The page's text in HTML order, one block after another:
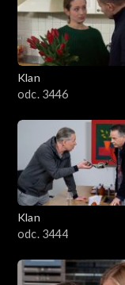
Klan
odc. 3446
Klan
odc. 3444